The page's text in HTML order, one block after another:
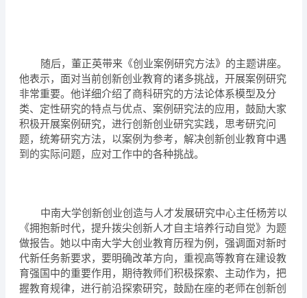
随后，董正英带来《创业案例研究方法》的主题讲座。
他表示，面对当前创新创业教育的诸多挑战，开展案例研究
非常重要。他详细介绍了商科研究的方法论体系模型及分
类、定性研究的特点与优点、案例研究法的应用，鼓励大家
积极开展案例研究，进行创新创业研究实践，思考研究问
题，统筹研究方法，以案例为参考，解决创新创业教育中遇
到的实际问题，应对工作中的各种挑战。
中南大学创新创业创造与人才发展研究中心主任杨芳以
《拥抱新时代，提升拨尖创新人才自主培养行动自觉》为题
做报告。她以中南大学大创业教育历程为例，强调面对新时
代新任务新要求，要明确改革方向，重视高等教育在建设教
育强国中的重要作用，期待教师们积极探索、主动作为，把
握教育规律，进行前沿探索研究，鼓励在座的老师在创新创